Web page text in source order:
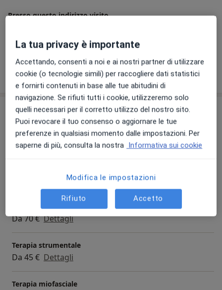
Cellulite ed il rilassamento cutaneo.
Presso questo indirizzo visito
Bambini (Solo in alcuni indirizzi)
Mostra dettagli
sull'esperienza
Prestazioni e prezzi
Fisioterapia
Da 45 € Dettagli
Dettagli
Visita a domicilio
Da 70 € Dettagli
Terapia strumentale
Da 45 € Dettagli
Terapia miofasciale
La tua privacy è importante
Accettando, consenti a noi e ai nostri partner di utilizzare
cookie (o tecnologie simili) per raccogliere dati statistici
e fornirti contenuti in base alle tue abitudini di
navigazione. Se rifiuti tutti i cookie, utilizzeremo solo
quelli necessari per il corretto utilizzo del nostro sito.
Puoi revocare il tuo consenso o aggiornare le tue
preferenze in qualsiasi momento dalle impostazioni. Per
saperne di più, consulta la nostra Informativa sui cookie
Modifica le impostazioni
Rifiuto Accetto